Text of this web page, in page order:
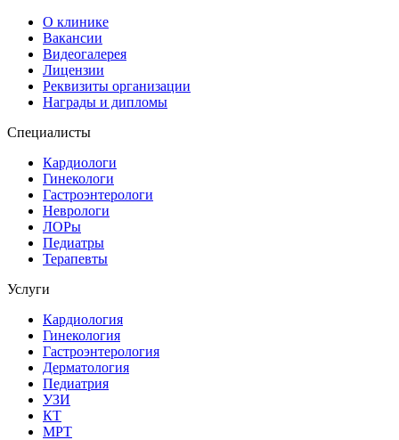
О клинике
Вакансии
Видеогалерея
Лицензии
Реквизиты организации
Награды и дипломы
Специалисты
Кардиологи
Гинекологи
Гастроэнтерологи
Неврологи
ЛОРы
Педиатры
Терапевты
Услуги
Кардиология
Гинекология
Гастроэнтерология
Дерматология
Педиатрия
УЗИ
КТ
МРТ